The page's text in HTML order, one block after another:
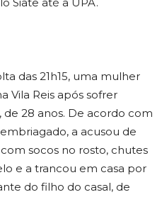
das 21h15, uma mulher
Vila Reis após sofrer
28 anos. De acordo com
a acusou de
socos no rosto, chutes
e a trancou em casa por
do filho do casal, de